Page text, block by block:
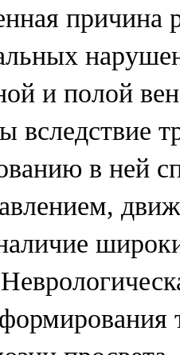
причина
и полой
вследствие
в ней